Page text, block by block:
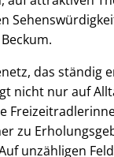
das ständig
nicht nur auf
zu
unzähligen